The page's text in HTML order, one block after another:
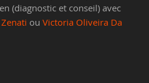
(diagnostic et conseil) avec
ou Victoria Oliveira Da